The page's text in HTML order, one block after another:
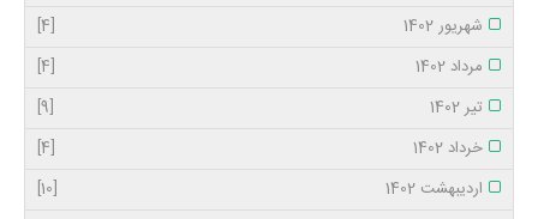
شهریور 1402
[4]
مرداد 1402
[4]
تیر 1402
[9]
خرداد 1402
[4]
اردیبهشت 1402
[10]